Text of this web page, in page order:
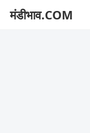
मंडीभाव.COM